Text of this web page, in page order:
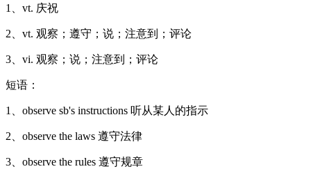
1、vt. 庆祝
2、vt. 观察；遵守；说；注意到；评论
3、vi. 观察；说；注意到；评论
短语：
1、observe sb's instructions 听从某人的指示
2、observe the laws 遵守法律
3、observe the rules 遵守规章